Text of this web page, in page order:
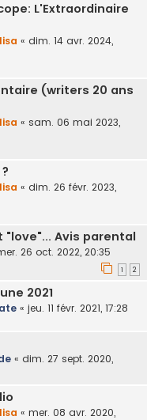
L'Extraordinaire
« dim. 14 avr. 2024,
(writers 20 ans
« sam. 06 mai 2023,
« dim. 26 févr. 2023,
"love"... Avis parental
26 oct. 2022, 20:35
1 2
2021
« jeu. 11 févr. 2021, 17:28
« dim. 27 sept. 2020,
« mer. 08 avr. 2020,